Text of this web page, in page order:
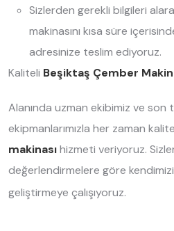
Sizlerden gerekli bilgileri
makinasını kısa süre
adresinize teslim ediyoruz.
Kaliteli Beşiktaş Çember
Alanında uzman ekibimiz ve son
ekipmanlarımızla her zaman
makinasıhizmeti veriyoruz.
değerlendirmelere göre
geliştirmeye çalışıyoruz.